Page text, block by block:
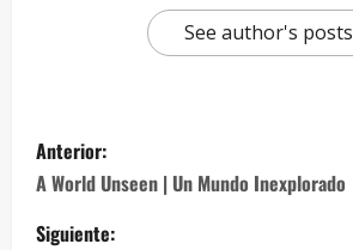
See author's posts
Anterior:
A World Unseen | Un Mundo Inexplorado
Siguiente: